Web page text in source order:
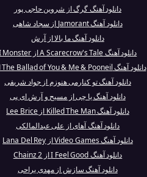
دانلود آهنگ گرگ از شروین حاجی پور
دانلود آهنگ Jamorant از سجاد شاهی
دانلود آهنگ ما بالا از آرش
دانلود آهنگ A Scarecrow's Tale از I Monster
دانلود آهنگ The Ballad of You & Me & Pooneil از...
دانلود آهنگ تو کنارمی هنوزم از جواد شریفی
دانلود آهنگ یا چی از مسیح و آرش ای پی
دانلود آهنگ Killed The Man از Lee Brice
دانلود آهنگ آهای از علی عبدالمالکی
دانلود آهنگ Video Games از Lana Del Rey
دانلود آهنگ I Feel Good از 2 Chainz
دانلود آهنگ سازش از مهدی یراحی